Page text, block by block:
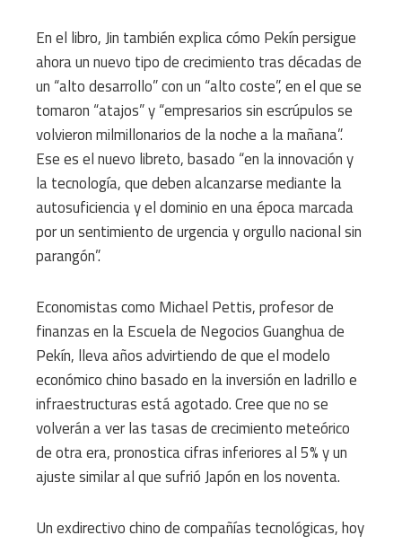
En el libro, Jin también explica cómo Pekín persigue
ahora un nuevo tipo de crecimiento tras décadas de
un “alto desarrollo” con un “alto coste”, en el que se
tomaron “atajos” y “empresarios sin escrúpulos se
volvieron milmillonarios de la noche a la mañana”.
Ese es el nuevo libreto, basado “en la innovación y
la tecnología, que deben alcanzarse mediante la
autosuficiencia y el dominio en una época marcada
por un sentimiento de urgencia y orgullo nacional sin
parangón”.
Economistas como Michael Pettis, profesor de
finanzas en la Escuela de Negocios Guanghua de
Pekín, lleva años advirtiendo de que el modelo
económico chino basado en la inversión en ladrillo e
infraestructuras está agotado. Cree que no se
volverán a ver las tasas de crecimiento meteórico
de otra era, pronostica cifras inferiores al 5% y un
ajuste similar al que sufrió Japón en los noventa.
Un exdirectivo chino de compañías tecnológicas, hoy